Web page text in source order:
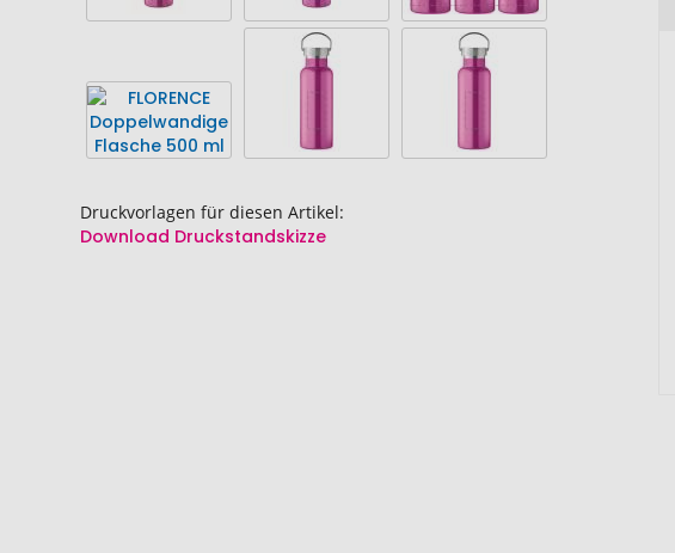
Druckvorlagen für diesen Artikel:
Download Druckstandskizze